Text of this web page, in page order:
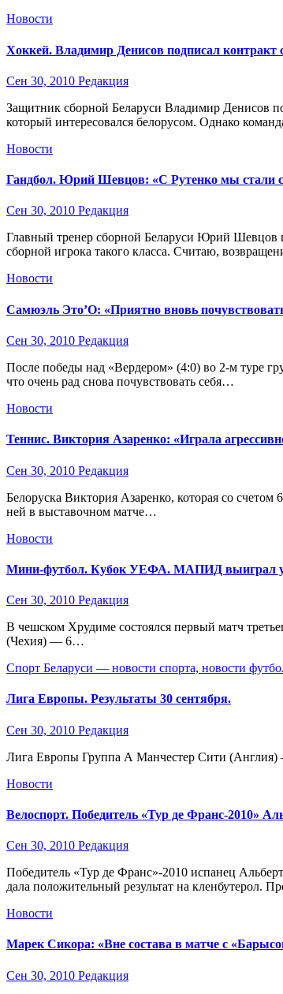
Новости
Хоккей. Владимир Денисов подписал
Сен 30, 2010 Редакция
Защитник сборной Беларуси Владимир Денисов
который интересовался белорусом. Однако
Новости
Гандбол. Юрий Шевцов: «С Рутенко мы стали
Сен 30, 2010 Редакция
Главный тренер сборной Беларуси Юрий Шевцов
сборной игрока такого класса. Считаю,
Новости
Самюэль Это’О: «Приятно вновь
Сен 30, 2010 Редакция
После победы над «Вердером» (4:0) во 2-м туре
что очень рад снова почувствовать себя…
Новости
Теннис. Виктория Азаренко: «Играла
Сен 30, 2010 Редакция
Белоруска Виктория Азаренко, которая со счетом
ней в выставочном матче…
Новости
Мини-футбол. Кубок УЕФА. МАПИД выиграл
Сен 30, 2010 Редакция
В чешском Хрудиме состоялся первый матч
(Чехия) — 6…
Спорт Беларуси — новости спорта, новости
Лига Европы. Результаты 30 сентября.
Сен 30, 2010 Редакция
Лига Европы Группа А Манчестер Сити
Новости
Велоспорт. Победитель «Тур де Франс-2010»
Сен 30, 2010 Редакция
Победитель «Тур де Франс»-2010 испанец
далa положительный результат на кленбутерол.
Новости
Марек Сикора: «Вне состава в матче с
Сен 30, 2010 Редакция